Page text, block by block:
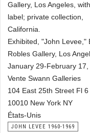
Gallery, Los Angeles,
label; private collection,
California.
Exhibited, "John Levee,"
Robles Gallery, Los
January 29-February 17,
Vente Swann Galleries
104 East 25th Street Fl 6
10010 New York NY
États-Unis
JOHN LEVEE 1960-1969